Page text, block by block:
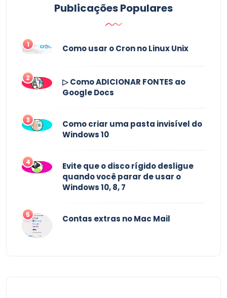
Publicações Populares
1 Como usar o Cron no Linux Unix
2
▷ Como ADICIONAR FONTES ao
Google Docs
3
Como criar uma pasta invisível do
Windows 10
4
Evite que o disco rígido desligue
quando você parar de usar o
Windows 10, 8, 7
5 Contas extras no Mac Mail